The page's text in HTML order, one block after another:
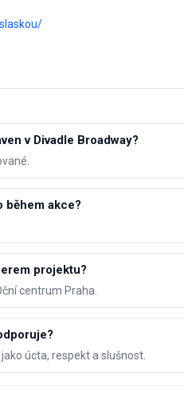
v Divadle Broadway?
během akce?
projektu?
centrum Praha.
úcta, respekt a slušnost.